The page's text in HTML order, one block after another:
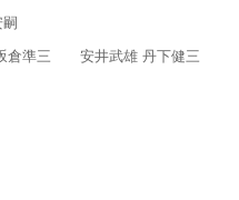
準三 安井武雄 丹下健三